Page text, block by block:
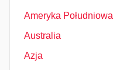
Ameryka Południowa
Australia
Azja